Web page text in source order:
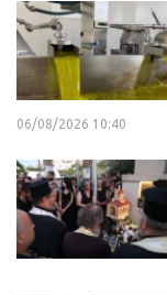
06/08/2026 10:40